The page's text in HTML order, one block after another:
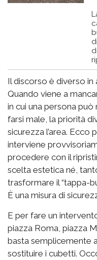
Il discorso è diverso
Quando viene a
in cui una persona
farsi male, la priorità
sicurezza l’area. Ecco
interviene
procedere con il
scelta estetica né,
trasformare il “tappa-
È una misura di
E per fare un
piazza Roma, piazza
basta semplicemente
sostituire i cubetti.